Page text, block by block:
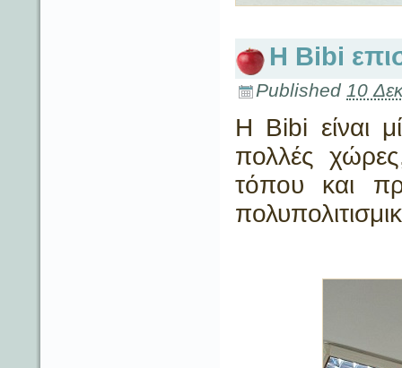
Η Bibi
Published 10
Η Bibi είναι
πολλές
τόπου και